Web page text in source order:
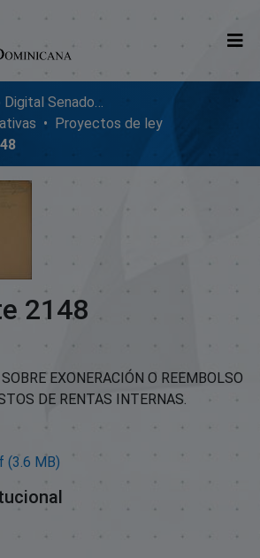
Repositorio Digital SenadoRD
Proyectos de ley
2148
EXONERACIÓN O REEMBOLSO
DE RENTAS INTERNAS.
(3.6 MB)